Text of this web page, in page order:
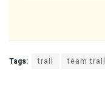
Tags: trail team trail